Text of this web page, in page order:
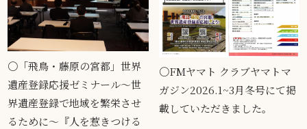
〇「飛鳥・藤原の宮都」世界
遺産登録応援ゼミナール～世
界遺産登録で地域を繁栄させ
るために～『人を惹きつける
〇FMヤマト クラブヤマトマ
ガジン2026.1~3月冬号にて掲
載していただきました。